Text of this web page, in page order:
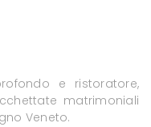
e ristoratore,
matrimoniali
Veneto.